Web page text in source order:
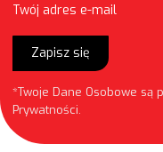
Twój adres e-mail
Zapisz się
*Twoje Dane Osobowe są
Prywatności.